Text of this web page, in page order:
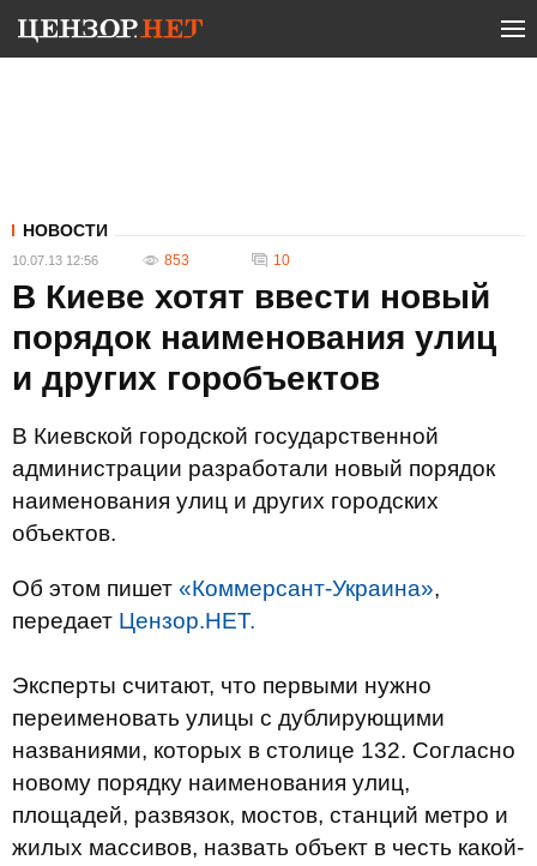
НОВОСТИ
10.07.13 12:56 853 10
В Киеве хотят ввести новый
порядок наименования улиц
и других горобъектов
В Киевской городской государственной
администрации разработали новый порядок
наименования улиц и других городских
объектов.
Об этом пишет «Коммерсант-Украина»,
передает Цензор.НЕТ.
Эксперты считают, что первыми нужно
переименовать улицы с дублирующими
названиями, которых в столице 132. Согласно
новому порядку наименования улиц,
площадей, развязок, мостов, станций метро и
жилых массивов, назвать объект в честь какой-